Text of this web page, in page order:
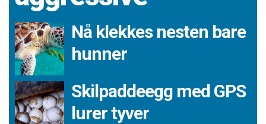
Nå klekkes nesten bare
hunner
Skilpaddeegg med GPS
lurer tyver